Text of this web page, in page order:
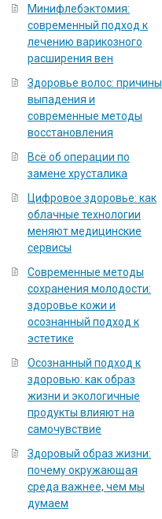
Минифлебэктомия:
современный подход к
лечению варикозного
расширения вен
Здоровье волос: причины
выпадения и
современные методы
восстановления
Всё об операции по
замене хрусталика
Цифровое здоровье: как
облачные технологии
меняют медицинские
сервисы
Современные методы
сохранения молодости:
здоровье кожи и
осознанный подход к
эстетике
Осознанный подход к
здоровью: как образ
жизни и экологичные
продукты влияют на
самочувствие
Здоровый образ жизни:
почему окружающая
среда важнее, чем мы
думаем